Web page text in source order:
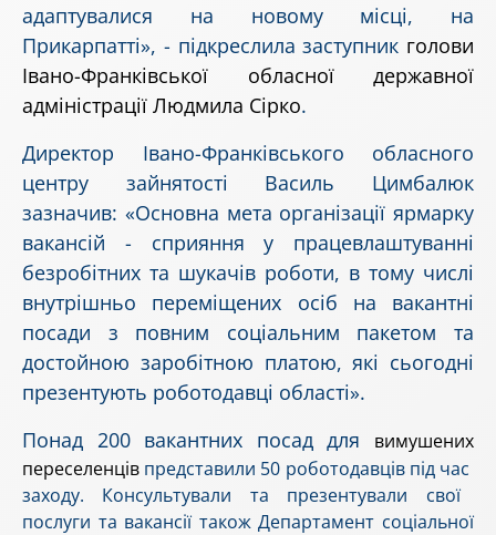
адаптувалися на новому місці, на
Прикарпатті», - підкреслилазаступник голови
Івано-Франківської обласної державної
адміністрації Людмила Сірко.
Директор Івано-Франківського обласного
центру зайнятості Василь Цимбалюк
зазначив: «Основна мета організації ярмарку
вакансій - сприяння у працевлаштуванні
безробітних та шукачів роботи, в тому числі
внутрішньо переміщених осіб на вакантні
посади з повним соціальним пакетом та
достойною заробітною платою, які сьогодні
презентують роботодавці області».
Понад 200 вакантних посад для вимушених
переселенців представили 50 роботодавців під час
заходу. Консультували та презентували свої
послуги та вакансії також Департамент соціальної